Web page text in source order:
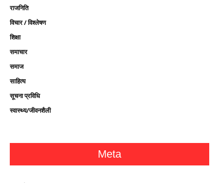
राजनिति
विचार / विश्लेषण
शिक्षा
समाचार
समाज
साहित्य
सूचना प्रविधि
स्वास्थ्य/जीवनशैली
Meta